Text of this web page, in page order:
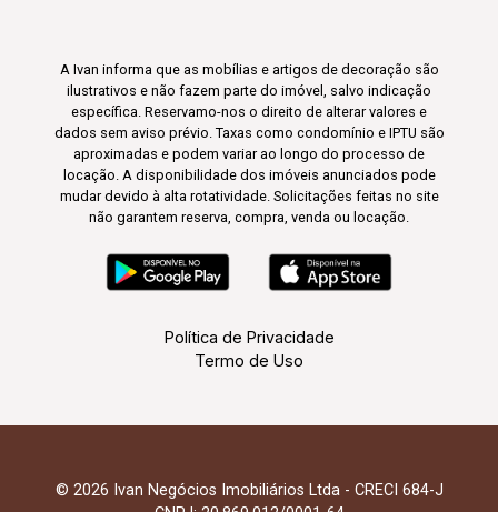
A Ivan informa que as mobílias e artigos de decoração são
ilustrativos e não fazem parte do imóvel, salvo indicação
específica. Reservamo-nos o direito de alterar valores e
dados sem aviso prévio. Taxas como condomínio e IPTU são
aproximadas e podem variar ao longo do processo de
locação. A disponibilidade dos imóveis anunciados pode
mudar devido à alta rotatividade. Solicitações feitas no site
não garantem reserva, compra, venda ou locação.
Política de Privacidade
Termo de Uso
© 2026 Ivan Negócios Imobiliários Ltda - CRECI 684-J